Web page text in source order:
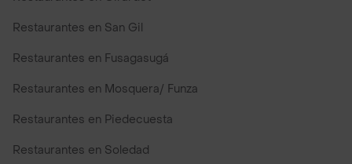
Restaurantes en San Gil
Restaurantes en Fusagasugá
Restaurantes en Mosquera/ Funza
Restaurantes en Piedecuesta
Restaurantes en Soledad